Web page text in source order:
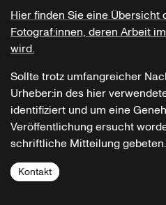
Hier finden Sie eine Übersicht
Fotograf:innen, deren Arbeit
wird.
Sollte trotz umfangreicher
Urheber:in des hier
identifiziert und um eine
Veröffentlichung ersucht
schriftliche Mitteilung gebeten.
Kontakt